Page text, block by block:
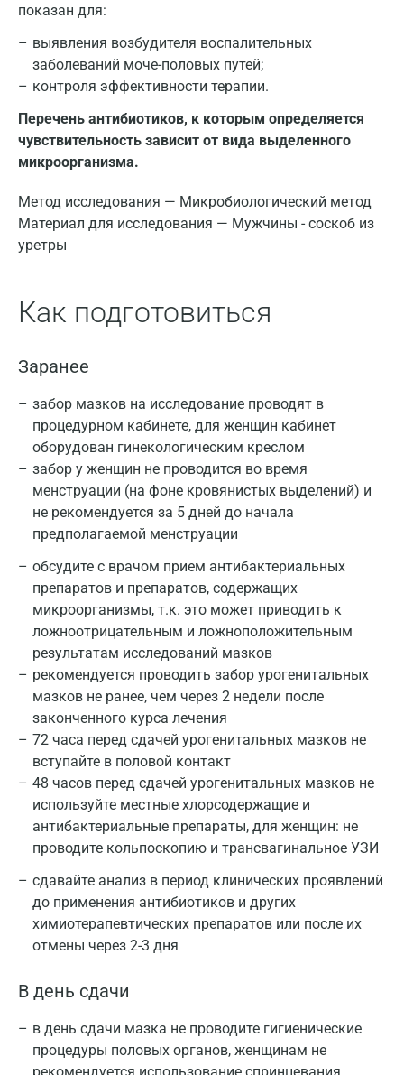
показан для:
выявления возбудителя воспалительных
заболеваний моче-половых путей;
контроля эффективности терапии.
Перечень антибиотиков, к которым определяется
чувствительность зависит от вида выделенного
микроорганизма.
Метод исследования — Микробиологический метод
Материал для исследования — Мужчины - соскоб из
уретры
Как подготовиться
Заранее
забор мазков на исследование проводят в
процедурном кабинете, для женщин кабинет
оборудован гинекологическим креслом
забор у женщин не проводится во время
менструации (на фоне кровянистых выделений) и
не рекомендуется за 5 дней до начала
предполагаемой менструации
обсудите с врачом прием антибактериальных
препаратов и препаратов, содержащих
микроорганизмы, т.к. это может приводить к
ложноотрицательным и ложноположительным
результатам исследований мазков
рекомендуется проводить забор урогенитальных
мазков не ранее, чем через 2 недели после
законченного курса лечения
72 часа перед сдачей урогенитальных мазков не
вступайте в половой контакт
48 часов перед сдачей урогенитальных мазков не
используйте местные хлорсодержащие и
антибактериальные препараты, для женщин: не
проводите кольпоскопию и трансвагинальное УЗИ
сдавайте анализ в период клинических проявлений
до применения антибиотиков и других
химиотерапевтических препаратов или после их
отмены через 2-3 дня
В день сдачи
в день сдачи мазка не проводите гигиенические
процедуры половых органов, женщинам не